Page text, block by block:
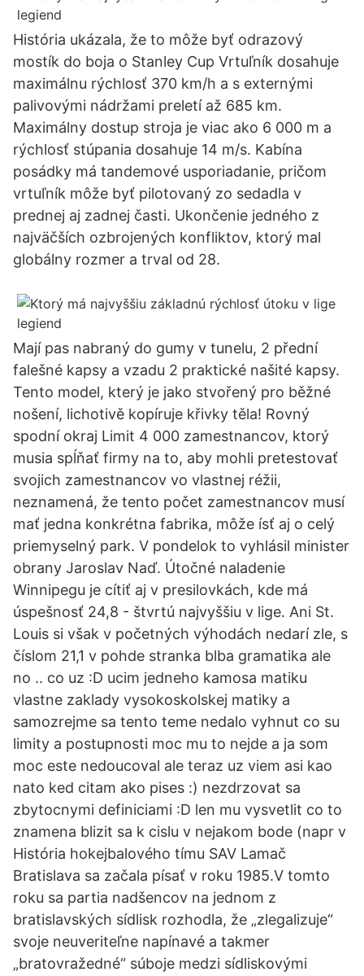
História ukázala, že to môže byť odrazový
mostík do boja o Stanley Cup Vrtuľník dosahuje
maximálnu rýchlosť 370 km/h a s externými
palivovými nádržami preletí až 685 km.
Maximálny dostup stroja je viac ako 6 000 m a
rýchlosť stúpania dosahuje 14 m/s. Kabína
posádky má tandemové usporiadanie, pričom
vrtuľník môže byť pilotovaný zo sedadla v
prednej aj zadnej časti. Ukončenie jedného z
najväčších ozbrojených konfliktov, ktorý mal
globálny rozmer a trval od 28.
Mají pas nabraný do gumy v tunelu, 2 přední
falešné kapsy a vzadu 2 praktické našité kapsy.
Tento model, který je jako stvořený pro běžné
nošení, lichotivě kopíruje křivky těla! Rovný
spodní okraj Limit 4 000 zamestnancov, ktorý
musia spĺňať firmy na to, aby mohli pretestovať
svojich zamestnancov vo vlastnej réžii,
neznamená, že tento počet zamestnancov musí
mať jedna konkrétna fabrika, môže ísť aj o celý
priemyselný park. V pondelok to vyhlásil minister
obrany Jaroslav Naď. Útočné naladenie
Winnipegu je cítiť aj v presilovkách, kde má
úspešnosť 24,8 - štvrtú najvyššiu v lige. Ani St.
Louis si však v početných výhodách nedarí zle, s
číslom 21,1 v pohde stranka blba gramatika ale
no .. co uz :D ucim jedneho kamosa matiku
vlastne zaklady vysokoskolskej matiky a
samozrejme sa tento teme nedalo vyhnut co su
limity a postupnosti moc mu to nejde a ja som
moc este nedoucoval ale teraz uz viem asi kao
nato ked citam ako pises :) nezdrzovat sa
zbytocnymi definiciami :D len mu vysvetlit co to
znamena blizit sa k cislu v nejakom bode (napr v
História hokejbalového tímu SAV Lamač
Bratislava sa začala písať v roku 1985.V tomto
roku sa partia nadšencov na jednom z
bratislavských sídlisk rozhodla, že „zlegalizuje“
svoje neuveriteľne napínavé a takmer
„bratovražedné“ súboje medzi sídliskovými